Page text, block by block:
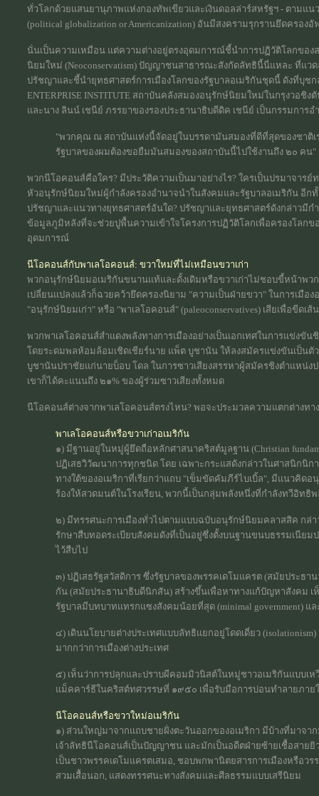
ทั่วโลกด้วยแสนยานุภาพแห่งกองทัพเขียวและเงินดอลล่าร์สหรัฐฯ - ตามแ
(political globalization or Americanization) อันมีสงครามรุกรานยึดครอ
นั่นเป็นความเหมือน แต่ความต่างอยู่ตรงอุดมการณ์ชี้นำการปฏิวัติโลกข
นิยมใหม่ (Neoconservatism) ปัญญาชนสาธารณะสังกัดลัทธินี้นี่แหละ ที่แว
ปรัชญาและชี้นำยุทธศาสตร์การเมืองโลกของรัฐบาลอเมริกันชุดนี้ ดังที่บุ
ENTERPRISE INSTITUTE สถาบันคลังสมองอนุรักษ์นิยมใหม่ในกรุงวอชิ
และนาง ลินน์ เชนีย์ ภรรยาของรองประธานาธิบดีดิค เชนีย์ เป็นกรรมกา
"พวกคุณ ณ สถาบันแห่งนี้จัดอยู่ในบรรดามันสมองที่ดีที่สุดของชาติเ
รัฐบาลของผมต้องขอยืมมันสมองของสถาบันนี้ไปใช้งานถึง ๒๐ คน"
พวกนีโอคอนส์คือใคร? มีประวัติความเป็นมาอย่างไร? ใครเป็นปรมาจาร
หัวอนุรักษ์นิยมใหม่ผู้กำลังครองอำนาจนำในสังคมและรัฐบาลอเมริกัน อีก
ปรัชญาและแนวทางยุทธศาสตร์อันใด? ปรัชญาและยุทธศาสตร์ดังกล่าวมี
ข้อมูลภูมิหลังที่จะช่วยปูพื้นความเข้าใจโครงการปฏิวัติโลกเพื่อครองโลกข
อุดมการณ์
นีโอคอนส์กับพาเลโอคอนส์: ขวาใหม่ที่ไม่เหมือนขวาเก่า
พวกอนุรักษ์นิยมอเมริกันขนานแท้และดั้งเดิมหรือขวาเก่าไม่ชอบขี้หน้าพ
เปลี่ยนแปลงแล้วก็ฉวยคว้ายึดครองนิยาม "ความเป็นฝ่ายขวา" ในการเมือ
"อนุรักษ์นิยมเก่า" หรือ "พาเลโอคอนส์" (paleoconservatives) เสียเพื่อขีด
พวกพาเลโอคอนส์สำแดงพลังทางการเมืองอย่างเป็นเอกเทศในการแข่งขั
โดยระดมพลห้อมล้อมเชิดเชียร์นาย แพ็ต บูชานัน ให้ลงสมัครแข่งขันเป็น
บูชานันปราชัยแก่นายบ็อบ โดล ในการซาวเสียงสรรหาผู้สมัครชิงตำแหน่
เขาก็ได้คะแนนถึง ๒๑% ของผู้ร่วมซาวเสียงทั้งหมด
นีโอคอนส์ต่างจากพาเลโอคอนส์ตรงไหน? พอจะประมวลความแตกต่างทา
พาเลโอคอนส์หรือขวาเก่าอเมริกัน
๑) มีฐานอยู่ในหมู่ผู้ยึดถือหลักศาสนาคริสต์มูลฐาน (Christian
ปฏิเสธวิวัฒนาการทุกชนิด โดย เฉพาะกระแสดังกล่าวในศาสนิกนิก
ทางใต้ของอเมริกาที่เรียกว่าแถบ "เข็มขัดคัมภีร์ไบเบิ้ล", มีแนวคิด
ร้องให้สวดมนต์ในโรงเรียน, พวกนี้เป็นกลุ่มพลังหนึ่งที่กำลังทวีอิท
๒) มีทรรศนะการเมืองทั่วไปตามแบบฉบับอนุรักษ์นิยมคลาสสิค กล่
รักษาสืบทอดระเบียบสังคมดังที่เป็นอยู่ซึ่งตั้งบนฐานขนบธรรมเนียม
ไว้สืบไป
๓) ปฏิเสธรัฐสวัสดิการ ซึ่งรัฐบาลของพรรคเดโมแครต (สมัยประธ
กัน (สมัยประธานาธิบดีนิกสัน) สร้างขึ้นเพื่อหาทางแก้ปัญหาสังคม เ
รัฐบาลมีบทบาทแทรกแซงสังคมน้อยที่สุด (minimal government)
๔) เดินนโยบายต่างประเทศแบบลัทธิแยกอยู่โดดเดี่ยว
มากกว่าการเมืองต่างประเทศ
๕) เห็นว่าการปลุกและปราบผีคอมมิวนิสต์ในหมู่ชาวอเมริกันแบบเ
แม็คคาร์ธีในคริสต์ทศวรรษที่ ๑๙๕๐ เพื่อรับมือการบ่อนทำลายภาย
นีโอคอนส์หรือขวาใหม่อเมริกัน
๑) ส่วนใหญ่มาจากแถบชายฝั่งตะวันออกของอเมริกา มีบ้างที่มาจา
เจ้าลัทธินีโอคอนส์เป็นปัญญาชน และมักเป็นอดีตฝ่ายซ้ายเชื้อสาย
เป็นชาวพรรคเดโมแครตเสมอ, ชอบพกพานิตยสารการเมืองหรือว
สวมเสื้อนอก, แสดงทรรศนะทางสังคมและศีลธรรมแบบเสรีนิยม